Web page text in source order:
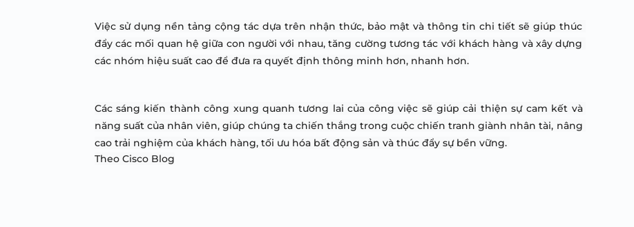
Việc sử dụng nền tảng cộng tác dựa trên nhận thức, bảo mật và thông tin chi tiết sẽ giúp thúc
đẩy các mối quan hệ giữa con người với nhau, tăng cường tương tác với khách hàng và xây dựng
các nhóm hiệu suất cao để đưa ra quyết định thông minh hơn, nhanh hơn.
Các sáng kiến ​​thành công xung quanh tương lai của công việc sẽ giúp cải thiện sự cam kết và
năng suất của nhân viên, giúp chúng ta chiến thắng trong cuộc chiến tranh giành nhân tài, nâng
cao trải nghiệm của khách hàng, tối ưu hóa bất động sản và thúc đẩy sự bền vững.
Theo Cisco Blog